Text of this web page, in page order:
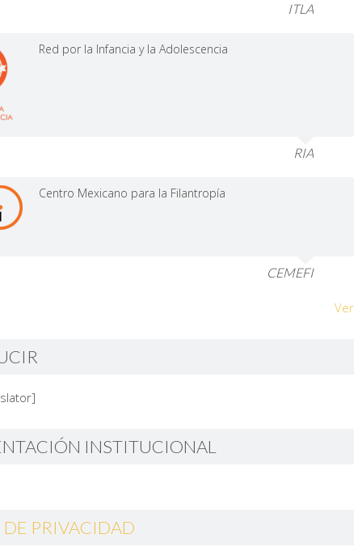
ITLA
Red por la Infancia y la Adolescencia
RIA
Centro Mexicano para la Filantropía
CEMEFI
Ver
INSTITUCIONAL
DE PRIVACIDAD